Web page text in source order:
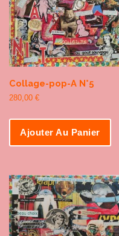
Collage-pop-A N°5
280,00 €
Ajouter Au Panier